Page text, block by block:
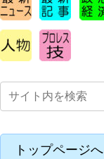
トップページへ